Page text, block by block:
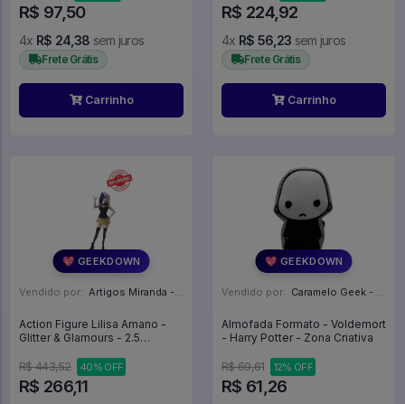
R$ 97,50
4x R$ 24,38 sem juros
Frete Grátis
Carrinho
R$ 224,92
4x R$ 56,23 sem juros
Frete Grátis
Carrinho
💖 GEEKDOWN
Vendido por: Artigos Miranda - RJ
Action Figure Lilisa Amano -
Glitter & Glamours - 2.5
R$ 443,52
40% OFF
R$ 266,11
💖 GEEKDOWN
Vendido por: Caramelo Geek - DF
Almofada Formato - Voldemort
- Harry Potter - Zona Criativa
R$ 69,61 12% OFF
R$ 61,26